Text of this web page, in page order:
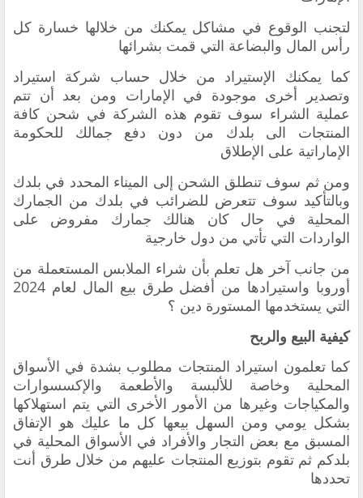
لتجنب الوقوع في مشاكل يمكنك من خلالها خسارة كل
رأس المال والبضاعة التي قمت بشرائها
‏كما يمكنك الإستيراد من خلال حساب ‏شركة استيراد
وتصدير أخرى موجودة في الإمارات ومن بعد أن تتم
عملية الشراء سوف تقوم هذه الشركة في شحن كافة
المنتجات الى بلدك من دون دفع جمالك للحكومة
الإماراتية على الإطلاق
ومن ثم سوف تنطلق الشحن إلى الميناء المحدد في بلدك
وبالتأكيد سوف تتعرض للضرائب في بلدك من الجمارك
المحلية في حال كان هنالك جمارك مفروض على
الواردات التي تأتي من دول خارجية
‏من جانب آخر هل تعلم بأن شراء الملابس المستعملة من
أوروبا ‏واستيرادها من أفضل طرق بيع المال لعام 2024
التي يستخدمها المستورة دين ؟
‏كيفية البيع والربح
‏كما تعلمون استيراد المنتجات مطلوب بشدة في الأسواق
المحلية وخاصة للألبسة والأطعمة والإكسسوارات
والمكياجات وغيرها من الأمور الأخرى التي يتم استهلاكها
بشكل يومي ومن السهل بيعها كل ما عليك هو الإتفاق
المسبق مع بعض التجار والأفراد في الأسواق المحلية في
بلدكم ثم تقوم بتوزيع المنتجات عليهم من خلال طرق أنت
تحددها